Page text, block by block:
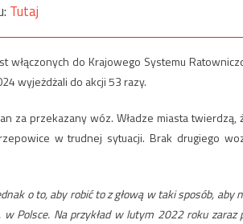
Tutaj
włączonych do Krajowego Systemu
wyjeżdżali do akcji 53 razy.
za przekazany wóz. Władze miasta twierdzą,
w trudnej sytuacji. Brak drugiego
o to, aby robić to z głową w taki sposób, aby
Polsce. Na przykład w lutym 2022 roku zaraz